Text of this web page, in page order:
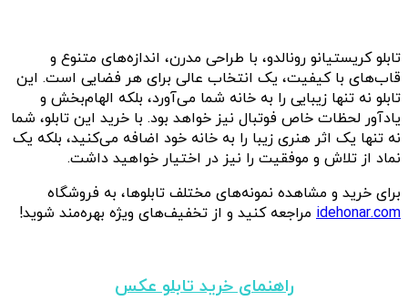
تابلو کریستیانو رونالدو، با طراحی مدرن، اندازه‌های متنوع و
قاب‌های با کیفیت، یک انتخاب عالی برای هر فضایی است. این
تابلو نه تنها زیبایی را به خانه شما می‌آورد، بلکه الهام‌بخش و
یادآور لحظات خاص فوتبال نیز خواهد بود. با خرید این تابلو، شما
نه تنها یک اثر هنری زیبا را به خانه خود اضافه می‌کنید، بلکه یک
نماد از تلاش و موفقیت را نیز در اختیار خواهید داشت.
برای خرید و مشاهده نمونه‌های مختلف تابلوها، به فروشگاه
idehonar.com مراجعه کنید و از تخفیف‌های ویژه بهره‌مند شوید!
راهنمای خرید تابلو عکس